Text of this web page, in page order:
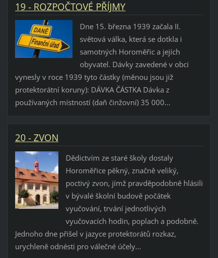
19 - ROZPOČTOVÉ PŘÍJMY
Dne 15. března 1939 začala II.
světová válka, která se dotkla i
samotných Horoměřic a jejích
obyvatel. Dávky zavedené v obci
vynesly v roce 1939 tyto částky (měnou jsou již
protektorátní koruny): DÁVKA ČÁSTKA Dávka z
používaných místností (daň činžovní) 35 000...
20 - ZVON
Dědictvím ze staré školy dostaly
Horoměřice pěkný, značně veliký,
poctivý zvon, jímž pravděpodobně hlásili
v bývalé školní budově počátek
vyučování, trvání jednotlivých
vyučovacích hodin, poplach a podobně.
Jednoho dne přišel v jazyce protektorátů rozkaz,
urychleně odnésti pro válečné účely...